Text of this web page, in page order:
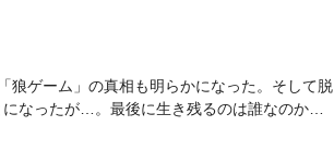
狼ゲーム」の真相も明らかになった。そして脱
なったが…。最後に生き残るのは誰なのか、